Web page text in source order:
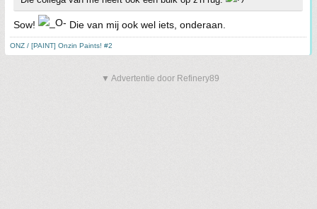
Sow! Die van mij ook wel iets, onderaan.
ONZ / [PAINT] Onzin Paints! #2
▼ Advertentie door Refinery89